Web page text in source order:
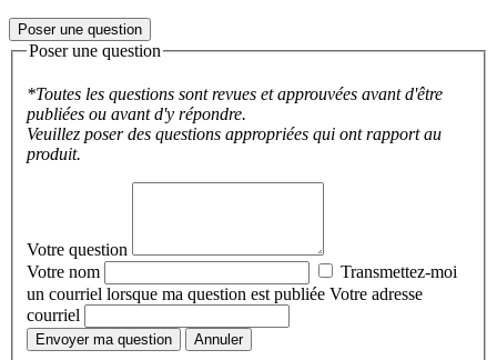
Poser une question
Poser une question
*Toutes les questions sont revues et approuvées avant d'être
publiées ou avant d'y répondre.
Veuillez poser des questions appropriées qui ont rapport au
produit.
Votre question
Votre nom
Transmettez-moi
un courriel lorsque ma question est publiée Votre adresse
courriel
Envoyer ma question Annuler